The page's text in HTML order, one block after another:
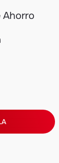
Ahorro